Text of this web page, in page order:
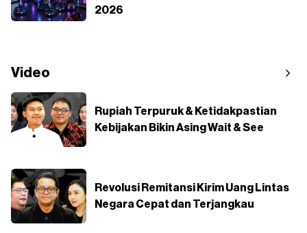
2026
Video
Rupiah Terpuruk & Ketidakpastian
Kebijakan Bikin Asing Wait & See
Revolusi Remitansi Kirim Uang Lintas
Negara Cepat dan Terjangkau